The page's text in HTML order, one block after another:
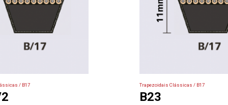
/ B17 Trapezoidais Clássicas / B17
B23